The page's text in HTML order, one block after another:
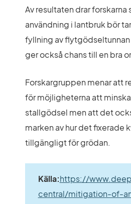
Av resultaten drar
användning i lantbruk bör
fyllning av
ger också chans till en bra
Forskargruppen menar att
för möjligheterna att
stallgödsel men att det
marken av hur det fixerade
tillgängligt för grödan.
Källa:https://
central/mitigation-of-